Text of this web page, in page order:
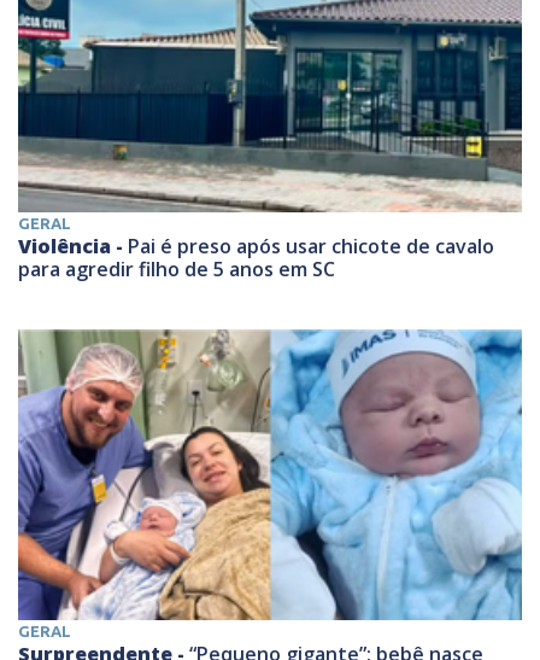
GERAL
Violência - Pai é preso após usar chicote de cavalo
para agredir filho de 5 anos em SC
GERAL
Surpreendente - “Pequeno gigante”: bebê nasce